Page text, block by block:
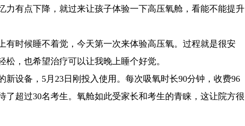
力有点下降，就过来让孩子体验一下高压氧舱，看能不能提升
有时候睡不着觉，今天第一次来体验高压氧。过程就是很安
，也希望治疗可以让我晚上睡个好觉。
设备，5月23日刚投入使用。每次吸氧时长90分钟，收费96
了超过30名考生。氧舱如此受家长和考生的青睐，这让院方很